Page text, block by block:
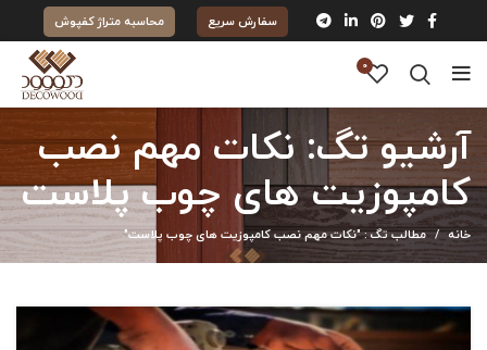
سفارش سریع محاسبه متراژ کفپوش
0
آرشیو تگ: نکات مهم نصب
کامپوزیت های چوب پلاست
خانه مطالب تگ : "نکات مهم نصب کامپوزیت های چوب پلاست"